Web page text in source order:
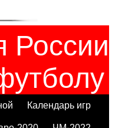
России
Календарь игр